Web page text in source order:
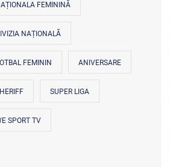
FEMININĂ
NAȚIONALĂ
FEMININ ANIVERSARE
SUPER LIGA
SPORT TV